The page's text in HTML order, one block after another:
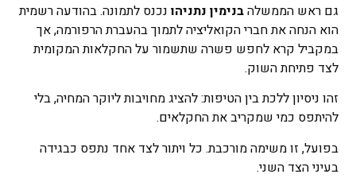
גם ראש הממשלהבנימין נתניהונכנס לתמונה. בהודעה רשמית
הוא הנחה את חברי הקואליציה לתמוך בהעברת הרפורמה, אך
במקביל קרא לחפש פשרה שתשמור על החקלאות המקומית
לצד פתיחת השוק.
זהו ניסיון ללכת בין הטיפות: להציג מחויבות ליוקר המחיה, בלי
להיתפס כמי שמקריב את החקלאים.
בפועל, זו משימה מורכבת. כל ויתור לצד אחד נתפס כבגידה
בעיני הצד השני.